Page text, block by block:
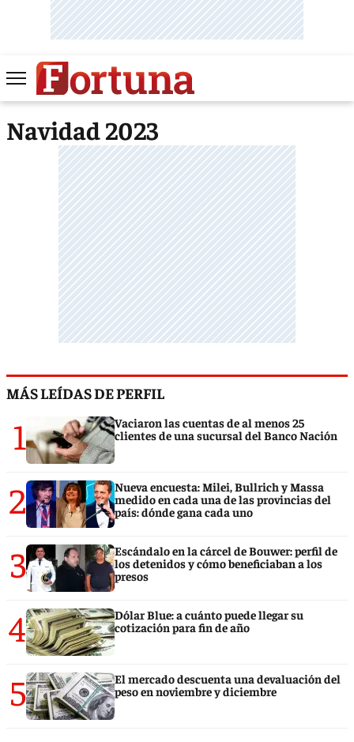
Navidad 2023
MÁS LEÍDAS DE PERFIL
1
Vaciaron las cuentas de al menos 25
clientes de una sucursal del Banco Nación
2
Nueva encuesta: Milei, Bullrich y Massa
medido en cada una de las provincias del
país: dónde gana cada uno
3
Escándalo en la cárcel de Bouwer: perfil de
los detenidos y cómo beneficiaban a los
presos
4
Dólar Blue: a cuánto puede llegar su
cotización para fin de año
5
El mercado descuenta una devaluación del
peso en noviembre y diciembre